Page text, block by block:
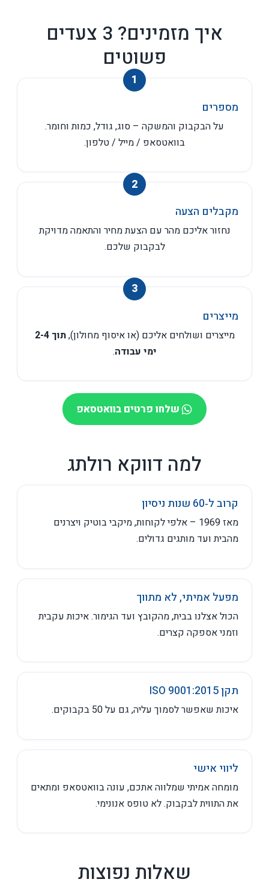
איך מזמינים? 3 צעדים
פשוטים
מספרים
על הבקבוק והמשקה – סוג, גודל, כמות וחומר.
בוואטסאפ / מייל / טלפון.
מקבלים הצעה
נחזור אליכם מהר עם הצעת מחיר והתאמה מדויקת
לבקבוק שלכם.
מייצרים
מייצרים ושולחים אליכם (או איסוף מחולון),
תוך 2-4
ימי עבודה.
שלחו פרטים בוואטסאפ
למה דווקא רולתג
קרוב ל‑60 שנות ניסיון
מאז 1969 – אלפי לקוחות, מיקבי בוטיק ויצרנים
מהבית ועד מותגים גדולים.
מפעל אמיתי, לא מתווך
הכול אצלנו בבית, מהקובץ ועד הגימור. איכות עקבית
וזמני אספקה קצרים.
תקן ISO 9001:2015
איכות שאפשר לסמוך עליה, גם על 50 בקבוקים.
ליווי אישי
מומחה אמיתי שמלווה אתכם, עונה בוואטסאפ ומתאים
את התווית לבקבוק. לא טופס אנונימי.
שאלות נפוצות